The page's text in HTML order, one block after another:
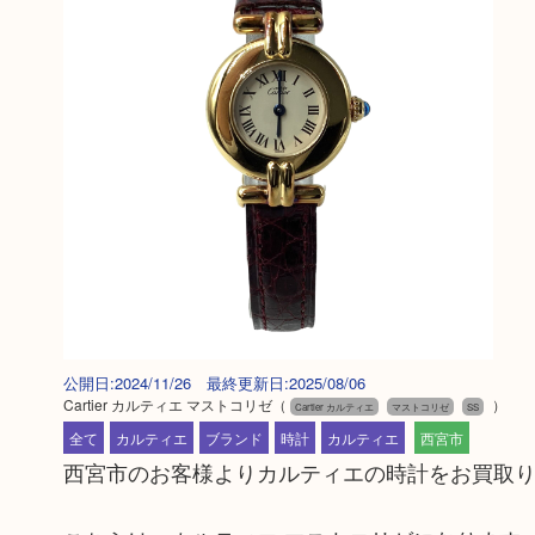
公開日:2024/11/26 最終更新日:2025/08/06
Cartier カルティエ マストコリゼ（ Cartier カルティエ マストコリゼ SS
）
全て
カルティエ ブランド 時計 カルティエ 西宮市
西宮市のお客様よりカルティエの時計をお買取り